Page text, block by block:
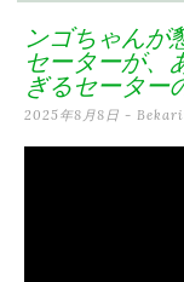
ン
テ
ン
ンゴちゃんが
セーターが、
ぎるセーター
2025年8月8日 -